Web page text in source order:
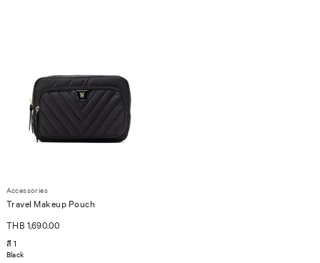
Accessories
Travel Makeup Pouch
THB 1,690.00
สี 1
Black